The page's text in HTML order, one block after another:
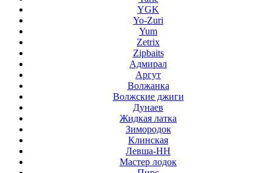
YGK
Yo-Zuri
Yum
Zetrix
Zipbaits
Адмирал
Аргут
Волжанка
Волжские джиги
Дунаев
Жидкая латка
Зимородок
Клинская
Левша-НН
Мастер лодок